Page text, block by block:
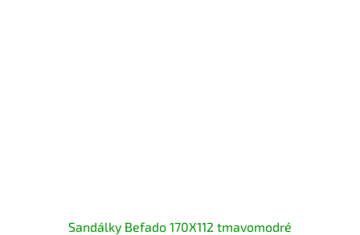
Sandálky Befado 170X112 tmavomodré